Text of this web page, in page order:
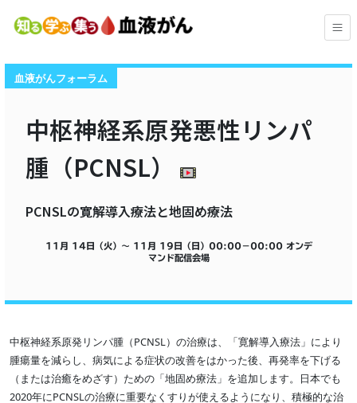
血液がんフォーラム
中枢神経系原発悪性リンパ
腫（PCNSL）
PCNSLの寛解導入療法と地固め療法
11月 14日（火）～ 11月 19日（日） 00:00−00:00 オンデ
マンド配信会場
中枢神経系原発リンパ腫（PCNSL）の治療は、「寛解導入療法」により
腫瘍量を減らし、病気による症状の改善をはかった後、再発率を下げる
（または治癒をめざす）ための「地固め療法」を追加します。日本でも
2020年にPCNSLの治療に重要なくすりが使えるようになり、積極的な治